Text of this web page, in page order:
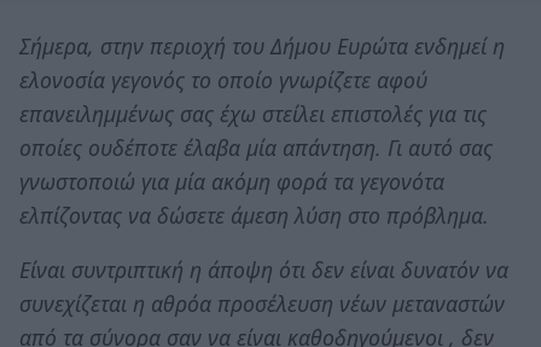
Σήμερα, στην περιοχή του Δήμου Ευρώτα ενδημεί η
ελονοσία γεγονός το οποίο γνωρίζετε αφού
επανειλημμένως σας έχω στείλει επιστολές για τις
οποίες ουδέποτε έλαβα μία απάντηση. Γι αυτό σας
γνωστοποιώ για μία ακόμη φορά τα γεγονότα
ελπίζοντας να δώσετε άμεση λύση στο πρόβλημα.
Είναι συντριπτική η άποψη ότι δεν είναι δυνατόν να
συνεχίζεται η αθρόα προσέλευση νέων μεταναστών
από τα σύνορα σαν να είναι καθοδηγούμενοι , δεν